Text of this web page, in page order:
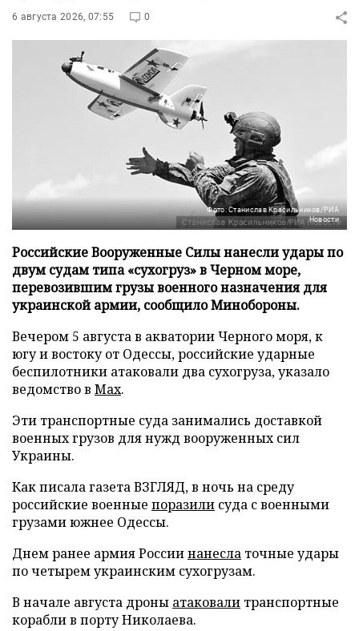
6 августа 2026, 07:55 0
Фото: Станислав Красильников/РИА
Новости
Российские Вооруженные Силы нанесли удары по
двум судам типа «сухогруз» в Черном море,
перевозившим грузы военного назначения для
украинской армии, сообщило Минобороны.
Вечером 5 августа в акватории Черного моря, к
югу и востоку от Одессы, российские ударные
беспилотники атаковали два сухогруза, указало
ведомство в Max.
Эти транспортные суда занимались доставкой
военных грузов для нужд вооруженных сил
Украины.
Как писала газета ВЗГЛЯД, в ночь на среду
российские военные поразили суда с военными
грузами южнее Одессы.
Днем ранее армия Россиинанесла точные удары
по четырем украинским сухогрузам.
В начале августа дроны атаковали транспортные
корабли в порту Николаева.